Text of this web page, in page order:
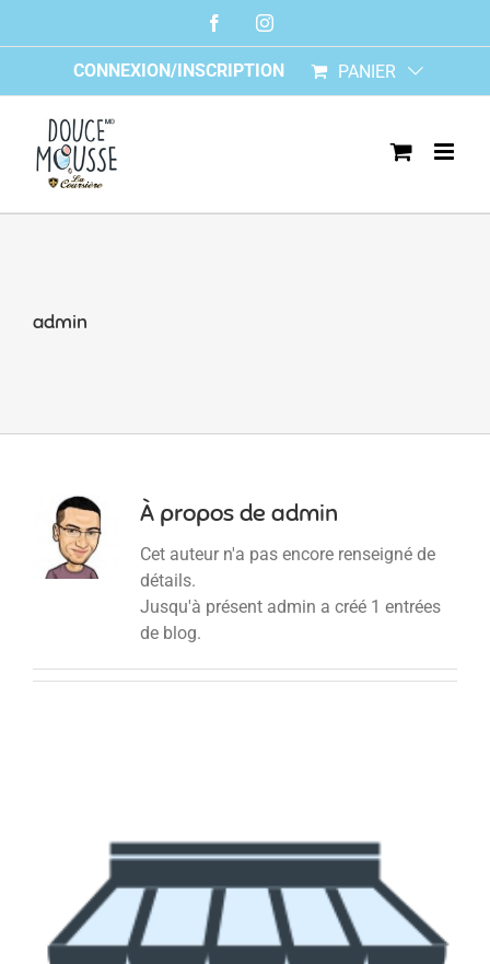
FacebookInstagram
CONNEXION/INSCRIPTION PANIER
admin
À propos de admin
Cet auteur n'a pas encore renseigné de
détails.
Jusqu'à présent admin a créé 1 entrées
de blog.